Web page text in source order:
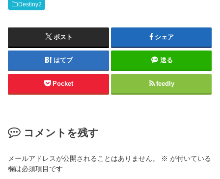
Destiny2
ポスト シェア
はてブ 送る
Pocket feedly
コメントを残す
メールアドレスが公開されることはありません。 ※ が付いている
欄は必須項目です